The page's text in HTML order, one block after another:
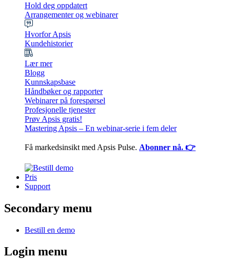
Hold deg oppdatert
Arrangementer og webinarer
Hvorfor Apsis
Kundehistorier
Lær mer
Blogg
Kunnskapsbase
Håndbøker og rapporter
Webinarer på forespørsel
Profesjonelle tjenester
Prøv Apsis gratis!
Mastering Apsis – En webinar-serie i fem deler
Få markedsinsikt med Apsis Pulse. Abonner nå. 👉
Pris
Support
Secondary menu
Bestill en demo
Login menu